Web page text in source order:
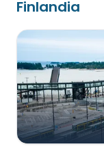
Finlandia